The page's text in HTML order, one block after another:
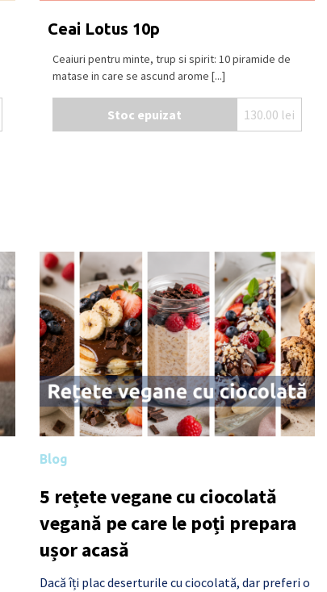
Ceai Lotus 10p
Ceaiuri pentru minte, trup si spirit: 10 piramide de
matase in care se ascund arome [...]
Stoc epuizat 130.00 lei
Blog
5 rețete vegane cu ciocolată
vegană pe care le poți prepara
ușor acasă
Dacă îți plac deserturile cu ciocolată, dar preferi o